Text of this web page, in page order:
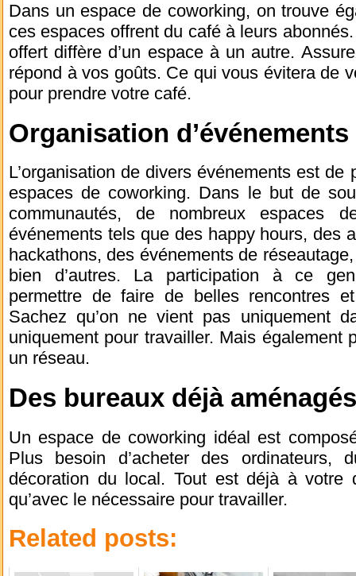
Dans un espace de coworking, on trouve
ces espaces offrent du café à leurs
offert diffère d’un espace à un autre.
répond à vos goûts. Ce qui vous évitera de
pour prendre votre café.
Organisation d’événements
L’organisation de divers événements est
espaces de coworking. Dans le but de
communautés, de nombreux espaces
événements tels que des happy hours, des
hackathons, des événements de
bien d’autres. La participation à ce
permettre de faire de belles rencontres
Sachez qu’on ne vient pas uniquement
uniquement pour travailler. Mais également
un réseau.
Des bureaux déjà aménagés
Un espace de coworking idéal est
Plus besoin d’acheter des
décoration du local. Tout est déjà à votre
qu’avec le nécessaire pour travailler.
Related posts: